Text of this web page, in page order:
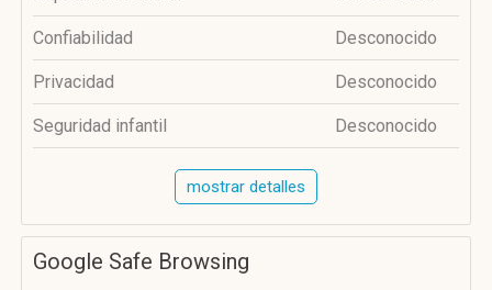
Confiabilidad Desconocido
Privacidad Desconocido
Seguridad infantil Desconocido
mostrar detalles
Google Safe Browsing